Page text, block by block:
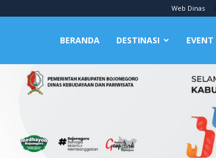
Web Dinas
BERANDA DESTINASI EVENT